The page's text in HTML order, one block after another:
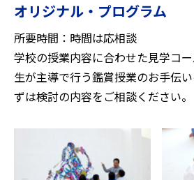
オリジナル・プログラム
所要時間：時間は応相談
学校の授業内容に合わせた見学コ
生が主導で行う鑑賞授業のお手伝
ずは検討の内容をご相談ください。